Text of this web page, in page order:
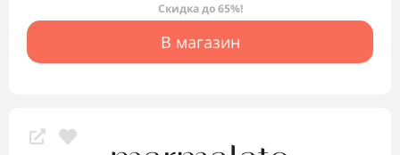
Скидка до 65%!
В магазин